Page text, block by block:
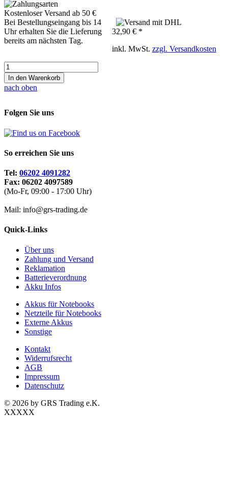
Kostenloser Versand ab 50 €
Bei Bestellungseingang bis 14
Uhr erhalten Sie die Lieferung
bereits am nächsten Tag.
32,90 € *
inkl. MwSt. zzgl. Versandkosten
In den Warenkorb
nach oben
Folgen Sie uns
So erreichen Sie uns
Tel: 06202 4091282
Fax: 06202 4097589
(Mo-Fr, 09:00 - 17:00 Uhr)
Mail: info@grs-trading.de
Quick-Links
Über uns
Zahlung und Versand
Reklamation
Batterieverordnung
Akku Infos
Akkus für Notebooks
Netzteile für Notebooks
Externe Akkus
Sonstige
Kontakt
Widerrufsrecht
AGB
Impressum
Datenschutz
© 2026 by GRS Trading e.K.
XXXXX